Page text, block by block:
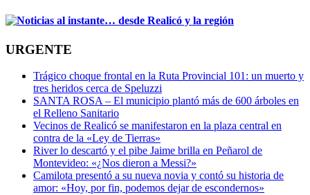
URGENTE
Trágico choque frontal en la Ruta Provincial 101: un muerto y
tres heridos cerca de Speluzzi
SANTA ROSA – El municipio plantó más de 600 árboles en
el Relleno Sanitario
Vecinos de Realicó se manifestaron en la plaza central en
contra de la «Ley de Tierras»
River lo descartó y el pibe Jaime brilla en Peñarol de
Montevideo: «¿Nos dieron a Messi?»
Camilota presentó a su nueva novia y contó su historia de
amor: «Hoy, por fin, podemos dejar de escondernos»